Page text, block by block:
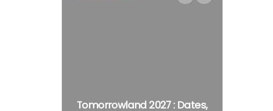
Tomorrowland 2027 : Dates,